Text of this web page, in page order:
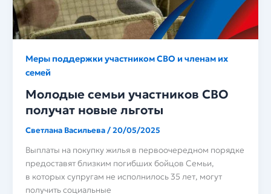
Меры поддержки участником СВО и членам их
семей
Молодые семьи участников СВО
получат новые льготы
Светлана Васильева/20/05/2025
Выплаты на покупку жилья в первоочередном порядке
предоставят близким погибших бойцов Семьи,
в которых супругам не исполнилось 35 лет, могут
получить социальные